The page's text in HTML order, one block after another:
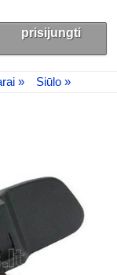
prisijungti
» Siūlo »